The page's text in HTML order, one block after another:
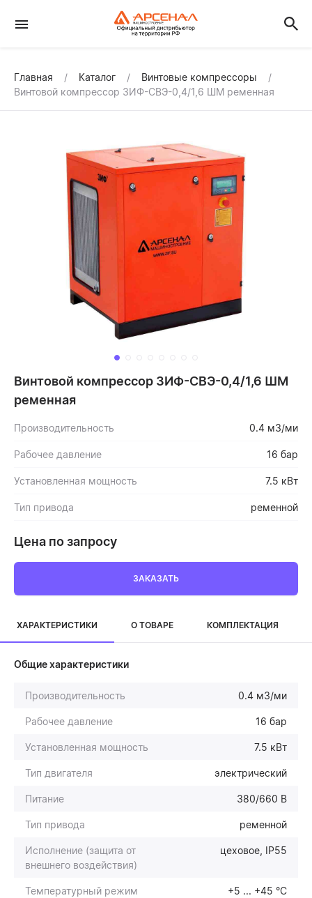
Главная Каталог
Винтовые компрессоры
Винтовой компрессор ЗИФ-СВЭ-0,4/1,6 ШМ ременная
Винтовой компрессор ЗИФ-СВЭ-0,4/1,6 ШМ
ременная
Производительность 0.4 м3/ми
Рабочее давление 16 бар
Установленная мощность 7.5 кВт
Тип привода ременной
Цена по запросу
ЗАКАЗАТЬ
ХАРАКТЕРИСТИКИ О ТОВАРЕ КОМПЛЕКТАЦИЯ
Общие характеристики
Производительность 0.4 м3/ми
Рабочее давление 16 бар
Установленная мощность 7.5 кВт
Тип двигателя электрический
Питание 380/660 В
Тип привода ременной
Исполнение (защита от
внешнего воздействия)
цеховое, IP55
Температурный режим
+5 ... +45 °С